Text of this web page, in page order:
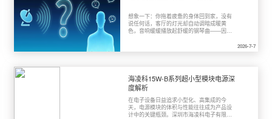
想象一下：你拖着疲惫的身体回到家，没有
说任何话，客厅的灯光却自动调暗成暖黄
色，音响缓缓播放起舒缓的钢琴曲——因为
扇新大门。最近，Nature旗下期刊
情绪识别公开数据集。这项研究的核心问题
很简单却也很激进：能不能不用摄像头、不
贴电极，仅靠毫米波雷达来感知人的情绪状
态？
2026-7-7
海凌科15W-B系列超小型模块电源深
度解析
在电子设备日益追求小型化、高集成的今
天，电源模块的体积与性能往往成为产品设
计中的关键瓶颈。深圳市海凌科电子有限公